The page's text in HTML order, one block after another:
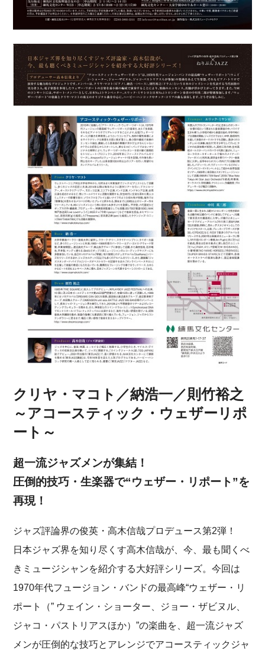
クリヤ・マコト／納浩一／則竹裕之
～アコースティック・ウェザーリポ
ート～
超一流ジャズメンが集結！
圧倒的技巧・生楽器で“ウェザー・リポート”を
再現！
ジャズ評論界の俊英・高木信哉プロデュース第2弾！
日本ジャズ界を知り尽くす高木信哉が、今、最も聞くべ
きミュージシャンを紹介する大好評シリーズ。今回は
1970年代フュージョン・バンドの最高峰“ウェザー・リ
ポート（” ウェイン・ショーター、ジョー・ザビヌル、
ジャコ・パストリアスほか）”の楽曲を、超一流ジャズ
メンが圧倒的な技巧とアレンジでアコースティックジャ